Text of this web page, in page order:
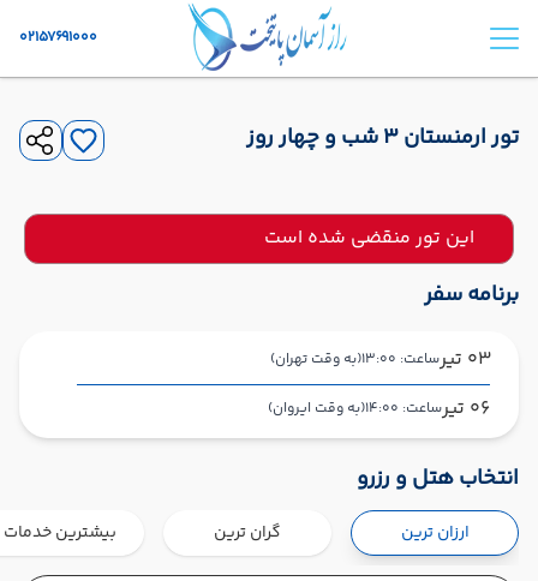
02157691000
تور ارمنستان 3 شب و چهار روز
این تور منقضی شده است
برنامه سفر
03 تیر ساعت: 13:00 (به وقت تهران)
06 تیر ساعت: 14:00 (به وقت ایروان)
شروع سفر تهران ,
فرودگاه بین‌المللی امام خمینی IKA
ایروان , فرودگاه بین‌المللی زوارتنوتس EVN
نوع سفر :هوایی (Economy) معراج
انتخاب هتل و رزرو
ارزان ترین گران ترین بیشترین خدمات